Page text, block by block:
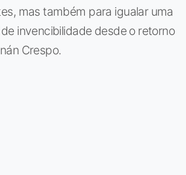
mas também para igualar uma
invencibilidade desde o retorno
Crespo.